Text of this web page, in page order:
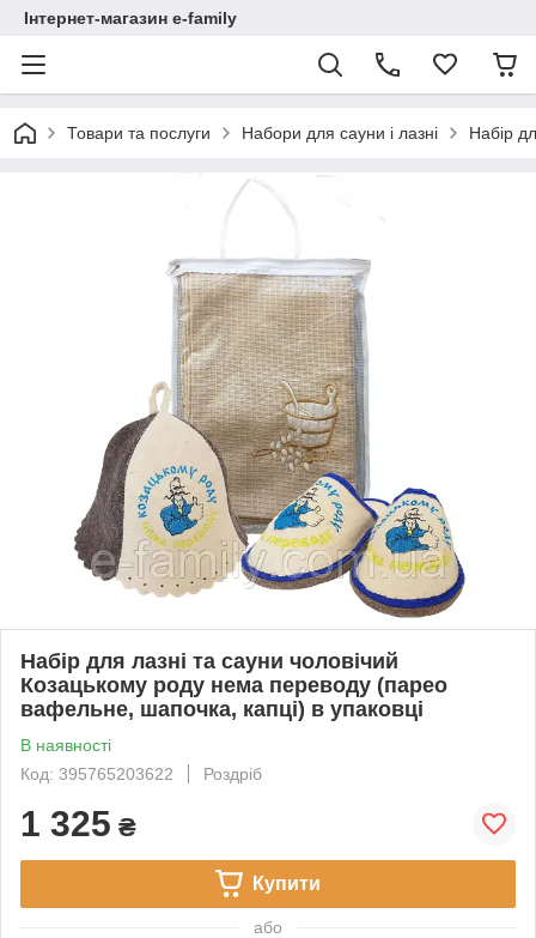
Інтернет-магазин e-family
Товари та послуги Набори для сауни і лазні Набір
Набір для лазні та сауни чоловічий
Козацькому роду нема переводу (парео
вафельне, шапочка, капці) в упаковці
В наявності
Код: 395765203622
Роздріб
1 325 ₴
Купити
або